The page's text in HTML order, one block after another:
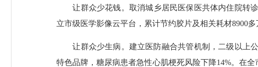
让群众少花钱。取消城乡居民医保医共体内住院转诊
立市级医学影像云平台，累计节约胶片及相关耗材8900
让群众少生病。建立医防融合共管机制，二级以上公
特色品牌，糖尿病患者急性心肌梗死风险下降14%。在